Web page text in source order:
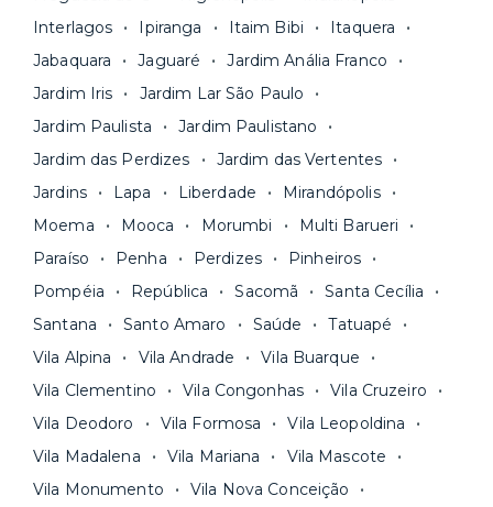
aluguel, em um boleto único. Quer ainda mais
praticidade? Escolha uma unidade com serviços
inclusos e solicite suporte e manutenção para a
nossa equipe via app.
Seja uma mala ou um caminhão de mudança: é
só levar as suas coisas e começar a morar.
A melhor parte é que todo oprocesso de
documentação pelo site da Yuca e assina o
contrato na tela do seu computador ou celular.
Simples, seguro e sem burocracia!
Interlagos
Ipiranga Itaim Bibi
Itaquera
Jabaquara
Jaguaré
Jardim Anália Franco
Jardim Iris
Jardim Lar São Paulo
Jardim Paulista
Jardim Paulistano
Jardim das Perdizes
Jardim das Vertentes
Jardins
Lapa Liberdade
Mirandópolis
Moema
Mooca Morumbi
Multi Barueri
Paraíso
Penha Perdizes
Pinheiros
Pompéia
República Sacomã
Santa Cecília
Santana
Santo Amaro Saúde
Tatuapé
Vila Alpina
Vila Andrade
Vila Buarque
Vila Clementino
Vila Congonhas
Vila Cruzeiro
Vila Deodoro
Vila Formosa
Vila Leopoldina
Vila Madalena
Vila Mariana
Vila Mascote
Vila Monumento
Vila Nova Conceição